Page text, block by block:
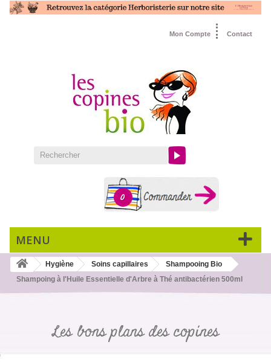
Contact
Mon Compte
0
MENU
Hygiène Soins capillaires
Shampooing Bio
Shampoing à l'Huile Essentielle d'Arbre à Thé antibactérien 500ml
Les bons plans des copines